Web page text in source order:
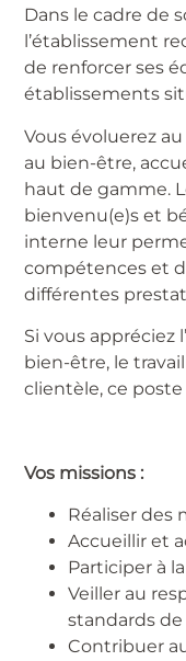
Dans le cadre de
l’établissement
de renforcer ses
établissements
Vous évoluerez
au bien-être,
haut de gamme.
bienvenu(e)s et
interne leur
compétences et
différentes
Si vous appréciez
bien-être, le
clientèle, ce
Vos missions :
Réaliser des
Accueillir et
Participer à
Veiller au
standards
Contribuer